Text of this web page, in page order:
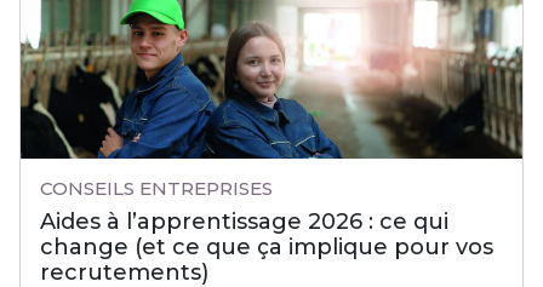
CONSEILS ENTREPRISES
Aides à l’apprentissage 2026 : ce qui
change (et ce que ça implique pour vos
recrutements)